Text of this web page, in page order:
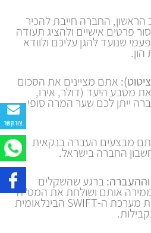
צור קשר
החברה חייבת להכיר
פרטים אישיים ולהציג תעודה
שנועד להגן עליכם ולוודא
אתם מציינים את הסכום
מטבע היעד (דולר, אירו,
ייתן לכם שער המרה סופי
מבצעים העברה בנקאית
החברה בישראל.
וההעברה:ברגע שהשקלים
אותם ושולחת את המט"ח
ליעד בחו"ל באמצעות מערכת ה-SWIFT הבינלאומית